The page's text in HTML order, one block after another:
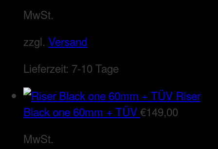
MwSt.
zzgl. Versand
Lieferzeit: 7-10 Tage
Riser
Black one 60mm + TÜV€149,00
MwSt.